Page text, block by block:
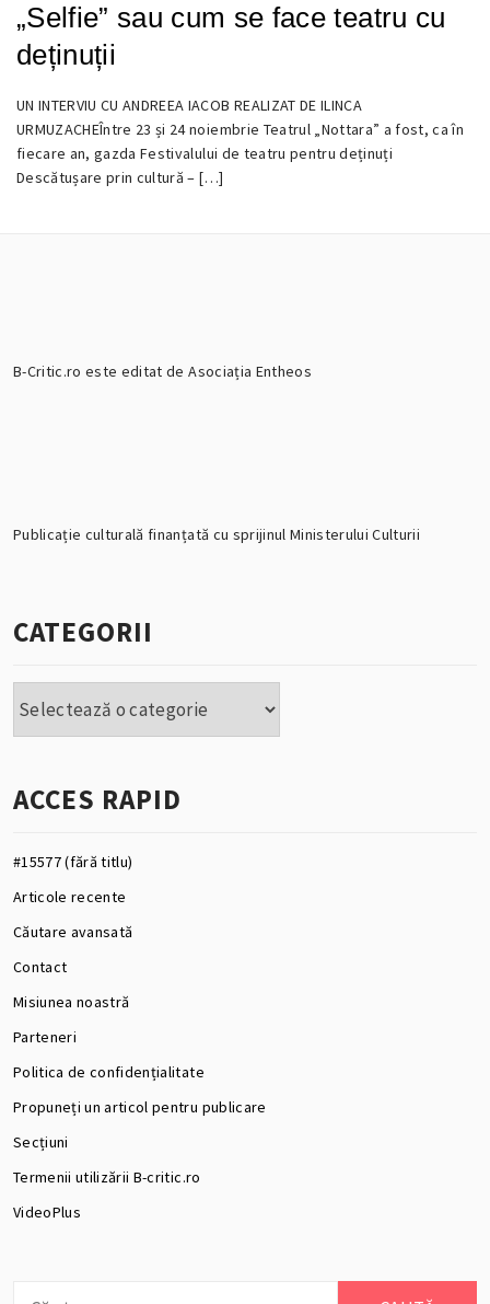
„Selfie” sau cum se face teatru cu
deținuții
29
NOIEMBRIE
2016
UN INTERVIU CU ANDREEA IACOB REALIZAT DE ILINCA
URMUZACHEÎntre 23 și 24 noiembrie Teatrul „Nottara” a fost, ca în
fiecare an, gazda Festivalului de teatru pentru deținuți
Descătușare prin cultură – […]
B-Critic.ro este editat de Asociația Entheos
Publicație culturală finanțată cu sprijinul Ministerului Culturii
CATEGORII
ACCES RAPID
#15577 (fără titlu)
Articole recente
Căutare avansată
Contact
Misiunea noastră
Parteneri
Politica de confidențialitate
Propuneți un articol pentru publicare
Secțiuni
Termenii utilizării B-critic.ro
VideoPlus